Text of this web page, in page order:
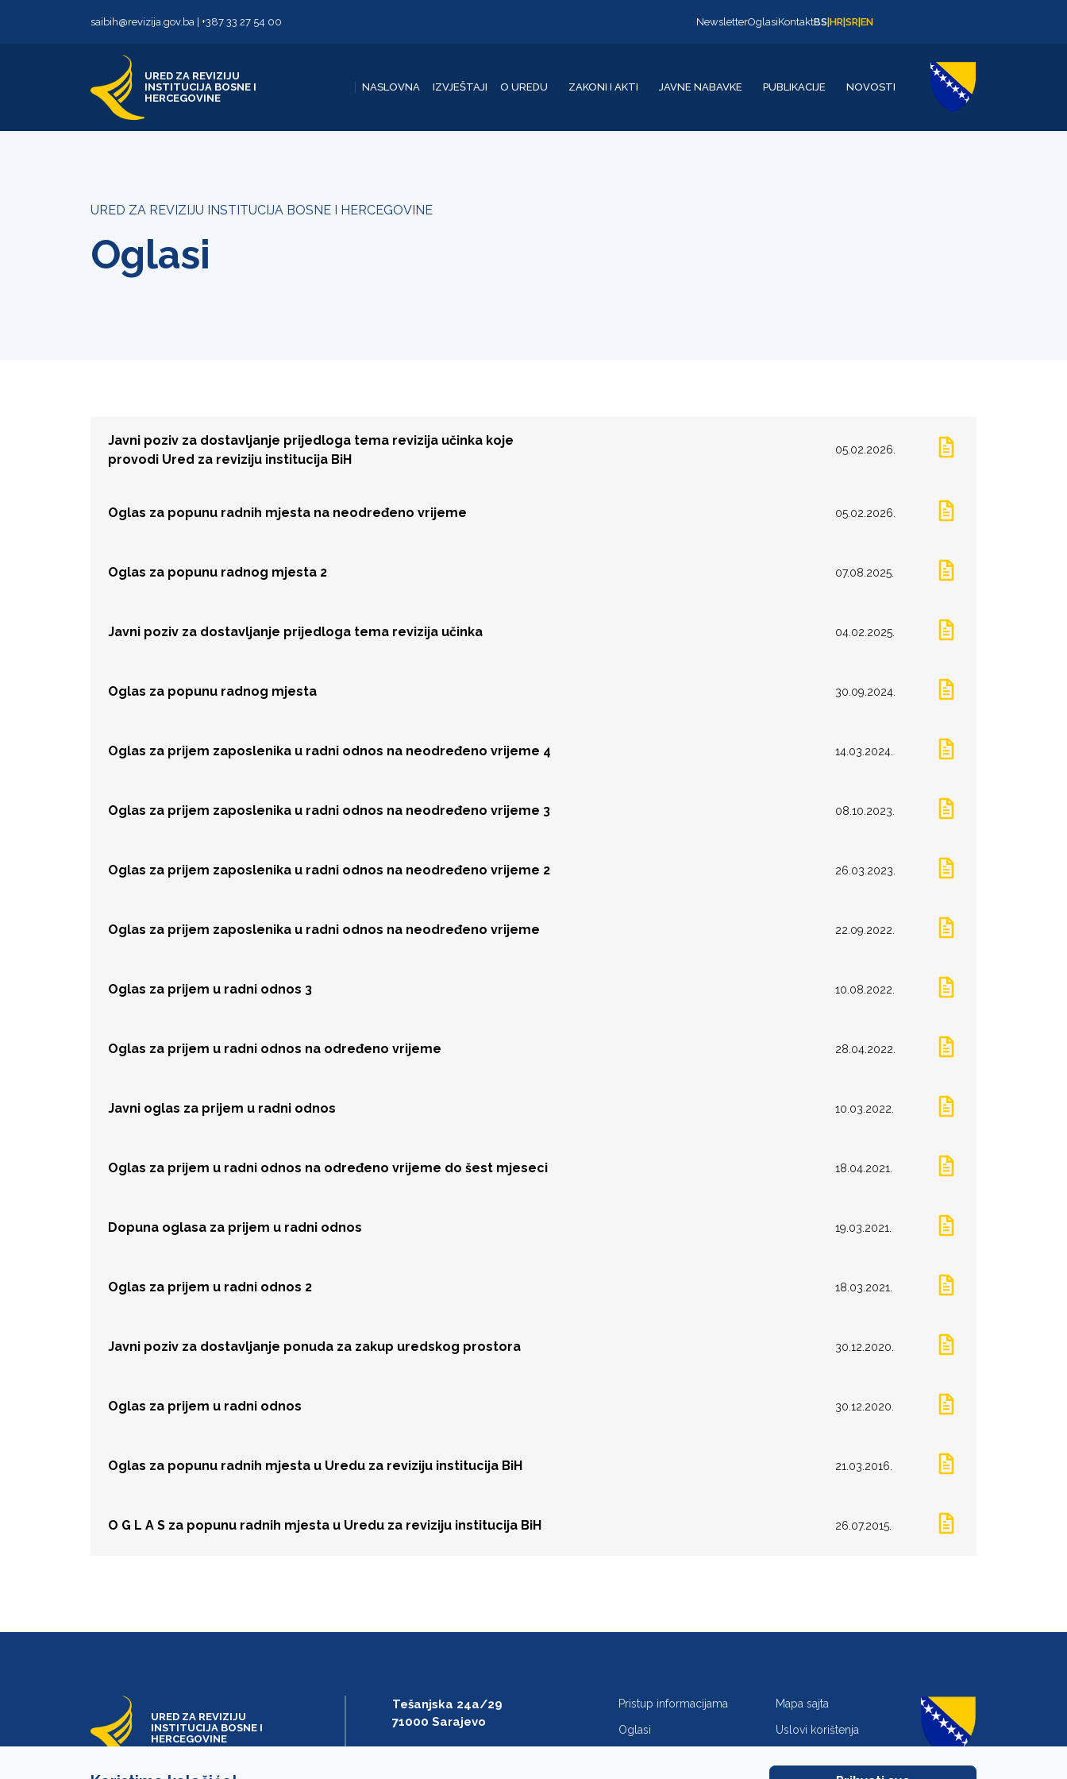
saibih@revizija.gov.ba +387 33 27 54 00 NewsletterOglasiKontaktBS HR SR EN
URED ZA REVIZIJU
INSTITUCIJA BOSNE I
HERCEGOVINE
NASLOVNA IZVJEŠTAJI O UREDU ZAKONI I AKTI JAVNE NABAVKE PUBLIKACIJE NOVOSTI
URED ZA REVIZIJU INSTITUCIJA BOSNE I HERCEGOVINE
Oglasi
Javni poziv za dostavljanje prijedloga tema revizija učinka koje
provodi Ured za reviziju institucija BiH
05.02.2026.
Oglas za popunu radnih mjesta na neodređeno vrijeme 05.02.2026.
Oglas za popunu radnog mjesta 2 07.08.2025.
Javni poziv za dostavljanje prijedloga tema revizija učinka 04.02.2025.
Oglas za popunu radnog mjesta 30.09.2024.
Oglas za prijem zaposlenika u radni odnos na neodređeno vrijeme 4 14.03.2024.
Oglas za prijem zaposlenika u radni odnos na neodređeno vrijeme 3 08.10.2023.
Oglas za prijem zaposlenika u radni odnos na neodređeno vrijeme 2 26.03.2023.
Oglas za prijem zaposlenika u radni odnos na neodređeno vrijeme 22.09.2022.
Oglas za prijem u radni odnos 3 10.08.2022.
Oglas za prijem u radni odnos na određeno vrijeme 28.04.2022.
Javni oglas za prijem u radni odnos 10.03.2022.
Oglas za prijem u radni odnos na određeno vrijeme do šest mjeseci 18.04.2021.
Dopuna oglasa za prijem u radni odnos 19.03.2021.
Oglas za prijem u radni odnos 2 18.03.2021.
Javni poziv za dostavljanje ponuda za zakup uredskog prostora 30.12.2020.
Oglas za prijem u radni odnos 30.12.2020.
Oglas za popunu radnih mjesta u Uredu za reviziju institucija BiH 21.03.2016.
O G L A S za popunu radnih mjesta u Uredu za reviziju institucija BiH 26.07.2015.
URED ZA REVIZIJU
INSTITUCIJA BOSNE I
HERCEGOVINE
Tešanjska 24a/29
71000 Sarajevo
Pristup informacijama Mapa sajta
Oglasi Uslovi korištenja